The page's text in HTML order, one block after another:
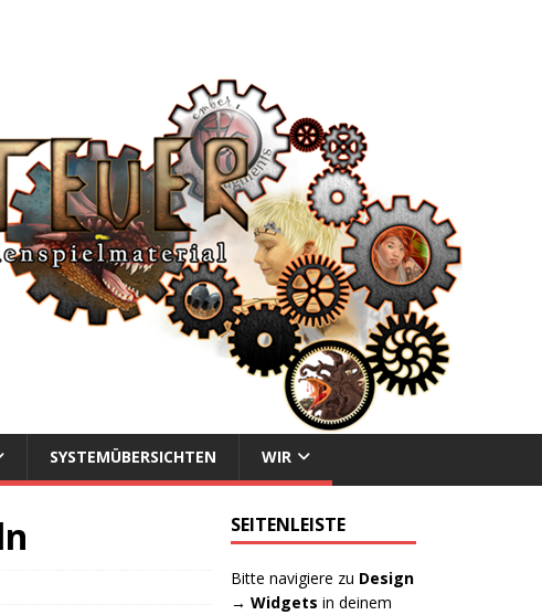
SYSTEMÜBERSICHTEN WIR
SEITENLEISTE
Bitte navigiere zu Design
→ Widgets in deinem